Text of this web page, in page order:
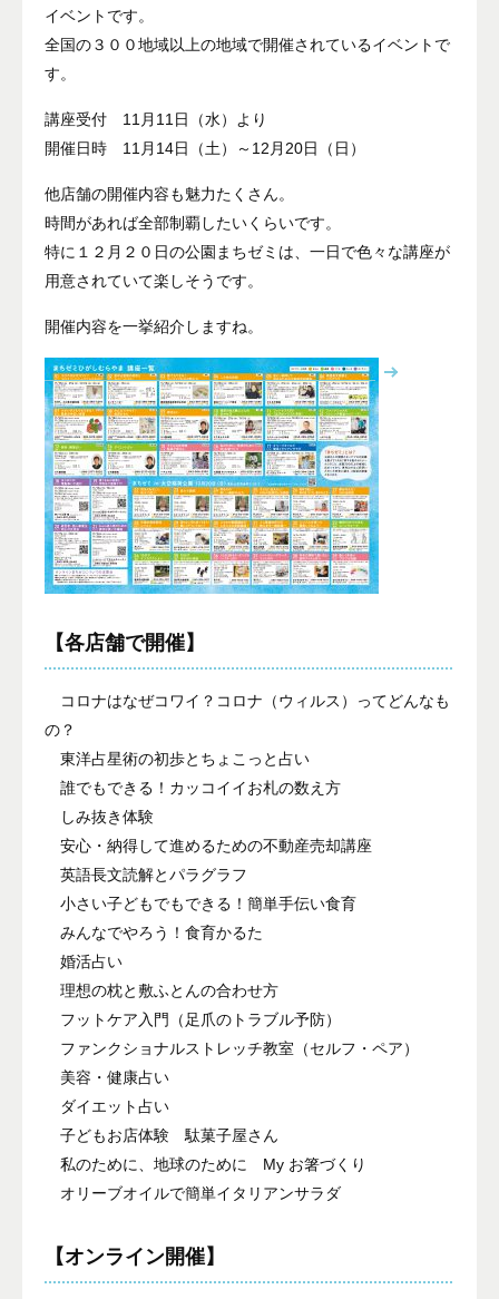
イベントです。
全国の３００地域以上の地域で開催されているイベントで
す。
講座受付 11月11日（水）より
開催日時 11月14日（土）～12月20日（日）
他店舗の開催内容も魅力たくさん。
時間があれば全部制覇したいくらいです。
特に１２月２０日の公園まちゼミは、一日で色々な講座が
用意されていて楽しそうです。
開催内容を一挙紹介しますね。
【各店舗で開催】
コロナはなぜコワイ？コロナ（ウィルス）ってどんなも
の？
東洋占星術の初歩とちょこっと占い
誰でもできる！カッコイイお札の数え方
しみ抜き体験
安心・納得して進めるための不動産売却講座
英語長文読解とパラグラフ
小さい子どもでもできる！簡単手伝い食育
みんなでやろう！食育かるた
婚活占い
理想の枕と敷ふとんの合わせ方
フットケア入門（足爪のトラブル予防）
ファンクショナルストレッチ教室（セルフ・ペア）
美容・健康占い
ダイエット占い
子どもお店体験 駄菓子屋さん
私のために、地球のために My お箸づくり
オリーブオイルで簡単イタリアンサラダ
【オンライン開催】